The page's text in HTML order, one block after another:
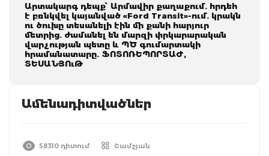
Արտակարգ դեպք՝ Արմավիր քաղաքում. հրդեհ
է բռնկվել կայանված «Ford Transit»-ում. կրակն
ու ծուխը տեսանելի էին մի քանի հարյուր
մետրից. ժամանել են մարզի փրկարարական
վարչության պետը և ՊԾ գումարտակի
հրամանատարը. ՖՈՏՈՌԵՊՈՐՏԱԺ,
ՏԵՍԱՆՅՈւԹ
Ամենադիտվածներ
58310 դիտում Շամշյան